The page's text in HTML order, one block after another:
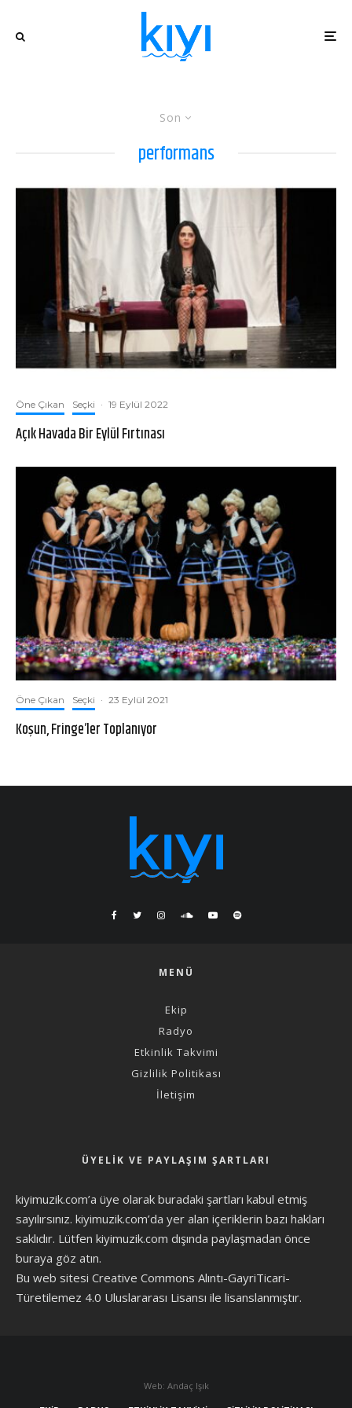
Son
performans
Öne Çıkan Seçki · 19 Eylül 2022
Açık Havada Bir Eylül Fırtınası
Öne Çıkan Seçki · 23 Eylül 2021
Koşun, Fringe’ler Toplanıyor
MENÜ
Ekip
Radyo
Etkinlik Takvimi
Gizlilik Politikası
İletişim
ÜYELIK VE PAYLAŞIM ŞARTLARI
kiyimuzik.com’a üye olarak buradaki şartları kabul etmiş
sayılırsınız. kiyimuzik.com’da yer alan içeriklerin bazı hakları
saklıdır. Lütfen kiyimuzik.com dışında paylaşmadan önce
buraya göz atın.
Bu web sitesi Creative Commons Alıntı-GayriTicari-
Türetilemez 4.0 Uluslararası Lisansı ile lisanslanmıştır.
Web: Andaç Işık